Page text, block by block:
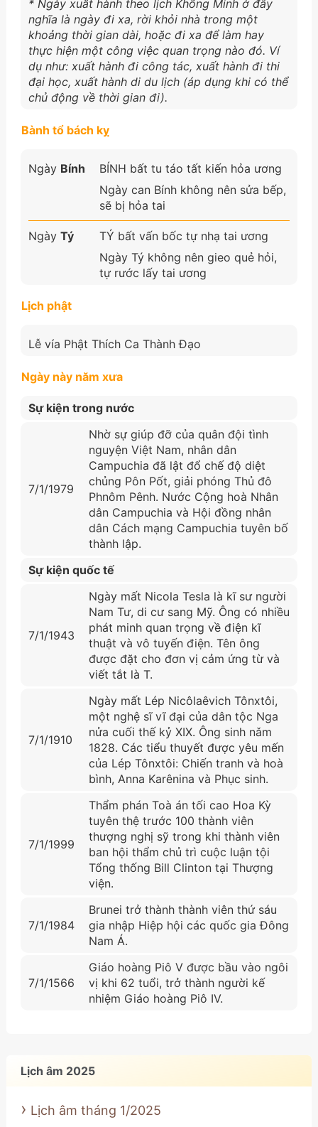
* Ngày xuất hành theo lịch Khổng Minh ở đây
nghĩa là ngày đi xa, rời khỏi nhà trong một
khoảng thời gian dài, hoặc đi xa để làm hay
thực hiện một công việc quan trọng nào đó. Ví
dụ như: xuất hành đi công tác, xuất hành đi thi
đại học, xuất hành di du lịch (áp dụng khi có thể
chủ động về thời gian đi).
Bành tổ bách kỵ
Ngày Bính
BÍNH bất tu táo tất kiến hỏa ương
Ngày can Bính không nên sửa bếp,
sẽ bị hỏa tai
Ngày Tý
TÝ bất vấn bốc tự nhạ tai ương
Ngày Tý không nên gieo quẻ hỏi,
tự rước lấy tai ương
Lịch phật
Lễ vía Phật Thích Ca Thành Đạo
Ngày này năm xưa
Sự kiện trong nước
7/1/1979
Nhờ sự giúp đỡ của quân đội tình
nguyện Việt Nam, nhân dân
Campuchia đã lật đổ chế độ diệt
chủng Pôn Pốt, giải phóng Thủ đô
Phnôm Pênh. Nước Cộng hoà Nhân
dân Campuchia và Hội đồng nhân
dân Cách mạng Campuchia tuyên bố
thành lập.
Sự kiện quốc tế
7/1/1943
Ngày mất Nicola Tesla là kĩ sư người
Nam Tư, di cư sang Mỹ. Ông có nhiều
phát minh quan trọng về điện kĩ
thuật và vô tuyến điện. Tên ông
được đặt cho đơn vị cảm ứng từ và
viết tắt là T.
7/1/1910
Ngày mất Lép Nicôlaêvich Tônxtôi,
một nghệ sĩ vĩ đại của dân tộc Nga
nửa cuối thế kỷ XIX. Ông sinh nǎm
1828. Các tiểu thuyết được yêu mến
của Lép Tônxtôi: Chiến tranh và hoà
bình, Anna Karênina và Phục sinh.
7/1/1999
Thẩm phán Toà án tối cao Hoa Kỳ
tuyên thệ trước 100 thành viên
thượng nghị sỹ trong khi thành viên
ban hội thẩm chủ trì cuộc luận tội
Tổng thống Bill Clinton tại Thượng
viện.
7/1/1984
Brunei trở thành thành viên thứ sáu
gia nhập Hiệp hội các quốc gia Đông
Nam Á.
7/1/1566
Giáo hoàng Piô V được bầu vào ngôi
vị khi 62 tuổi, trở thành người kế
nhiệm Giáo hoàng Piô IV.
Lịch âm 2025
Lịch âm tháng 1/2025